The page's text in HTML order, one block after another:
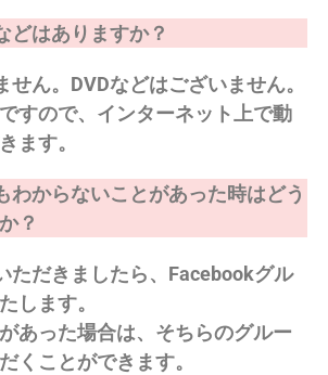
どはありますか？
せん。DVDなどはございません。
すので、インターネット上で動
ます。
わからないことがあった時はどう
？
ただきましたら、Facebookグル
します。
あった場合は、そちらのグルー
くことができます。